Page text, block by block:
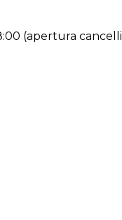
(apertura cancelli